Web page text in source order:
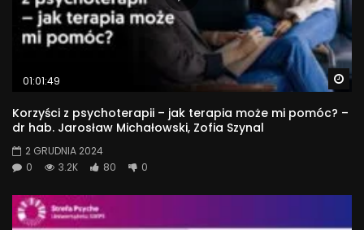
01:01:49
Korzyści z psychoterapii – jak terapia może mi pomóc? –
dr hab. Jarosław Michałowski, Zofia Szynal
2 GRUDNIA 2024
0
3.2K 80 0